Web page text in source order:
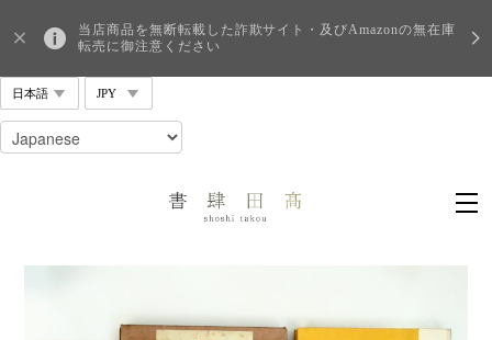
当店商品を無断転載した詐欺サイト・及びAmazonの無在庫
転売に御注意ください